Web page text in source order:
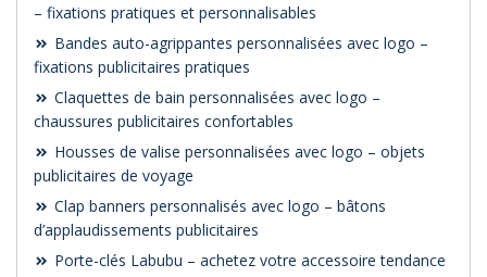
– fixations pratiques et personnalisables
Bandes auto-agrippantes personnalisées avec logo –
fixations publicitaires pratiques
Claquettes de bain personnalisées avec logo –
chaussures publicitaires confortables
Housses de valise personnalisées avec logo – objets
publicitaires de voyage
Clap banners personnalisés avec logo – bâtons
d’applaudissements publicitaires
Porte-clés Labubu – achetez votre accessoire tendance